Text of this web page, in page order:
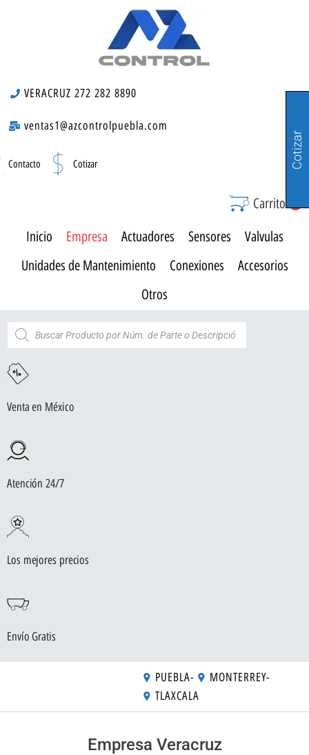
VERACRUZ 272 282 8890
ventas1@azcontrolpuebla.com
Contacto Cotizar
Carrito
Inicio Empresa Actuadores Sensores
Valvulas
Unidades de Mantenimiento
Conexiones
Accesorios
Otros
Venta en México
Atención 24/7
Los mejores precios
Envío Gratis
PUEBLA- MONTERREY-
TLAXCALA
Empresa Veracruz
Cotizar